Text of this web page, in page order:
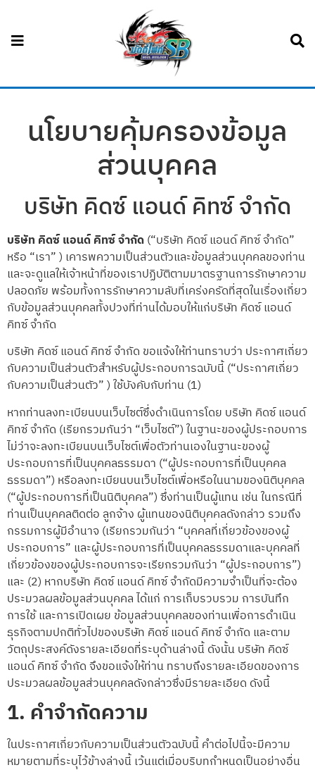
นโยบายคุ้มครองข้อมูล
ส่วนบุคคล
บริษัท คิดซ์ แอนด์ คิทซ์ จำกัด
บริษัท คิดซ์ แอนด์ คิทซ์ จำกัด(“บริษัท คิดซ์ แอนด์ คิทซ์ จำกัด”
หรือ “เรา” ) เคารพความเป็นส่วนตัวและข้อมูลส่วนบุคคลของท่าน
และจะดูแลให้เจ้าหน้าที่ของเราปฏิบัติตามมาตรฐานการรักษาความ
ปลอดภัย พร้อมทั้งการรักษาความลับที่เคร่งครัดที่สุดในเรื่องเกี่ยว
กับข้อมูลส่วนบุคคลทั้งปวงที่ท่านได้มอบให้แก่บริษัท คิดซ์ แอนด์
คิทซ์ จำกัด
บริษัท คิดซ์ แอนด์ คิทซ์ จำกัด ขอแจ้งให้ท่านทราบว่า ประกาศเกี่ยว
กับความเป็นส่วนตัวสำหรับผู้ประกอบการฉบับนี้ (“ประกาศเกี่ยว
กับความเป็นส่วนตัว” ) ใช้บังคับกับท่าน (1)
หากท่านลงทะเบียนบนเว็บไซต์ซึ่งดำเนินการโดย บริษัท คิดซ์ แอนด์
คิทซ์ จำกัด (เรียกรวมกันว่า “เว็บไซต์”) ในฐานะของผู้ประกอบการ
ไม่ว่าจะลงทะเบียนบนเว็บไซต์เพื่อตัวท่านเองในฐานะของผู้
ประกอบการที่เป็นบุคคลธรรมดา (“ผู้ประกอบการที่เป็นบุคคล
ธรรมดา”) หรือลงทะเบียนบนเว็บไซต์เพื่อหรือในนามของนิติบุคคล
(“ผู้ประกอบการที่เป็นนิติบุคคล”) ซึ่งท่านเป็นผู้แทน เช่น ในกรณีที่
ท่านเป็นบุคคลติดต่อ ลูกจ้าง ผู้แทนของนิติบุคคลดังกล่าว รวมถึง
กรรมการผู้มีอำนาจ (เรียกรวมกันว่า “บุคคลที่เกี่ยวข้องของผู้
ประกอบการ” และผู้ประกอบการที่เป็นบุคคลธรรมดาและบุคคลที่
เกี่ยวข้องของผู้ประกอบการจะเรียกรวมกันว่า “ผู้ประกอบการ”)
และ (2) หากบริษัท คิดซ์ แอนด์ คิทซ์ จำกัดมีความจำเป็นที่จะต้อง
ประมวลผลข้อมูลส่วนบุคคล ได้แก่ การเก็บรวบรวม การบันทึก
การใช้ และการเปิดเผย ข้อมูลส่วนบุคคลของท่านเพื่อการดำเนิน
ธุรกิจตามปกติทั่วไปของบริษัท คิดซ์ แอนด์ คิทซ์ จำกัด และตาม
วัตถุประสงค์ดังรายละเอียดที่ระบุด้านล่างนี้ ดังนั้น บริษัท คิดซ์
แอนด์ คิทซ์ จำกัด จึงขอแจ้งให้ท่าน ทราบถึงรายละเอียดของการ
ประมวลผลข้อมูลส่วนบุคคลดังกล่าวซึ่งมีรายละเอียด ดังนี้
1. คำจำกัดความ
ในประกาศเกี่ยวกับความเป็นส่วนตัวฉบับนี้ คำต่อไปนี้จะมีความ
หมายตามที่ระบุไว้ข้างล่างนี้ เว้นแต่เมื่อบริบทกำหนดเป็นอย่างอื่น